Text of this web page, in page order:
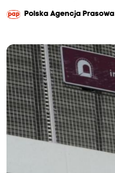
Polska Agencja Prasowa